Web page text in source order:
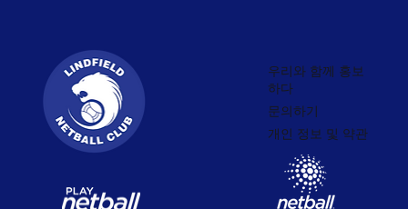
우리와 함께 홍보
하다
문의하기
개인 정보 및 약관